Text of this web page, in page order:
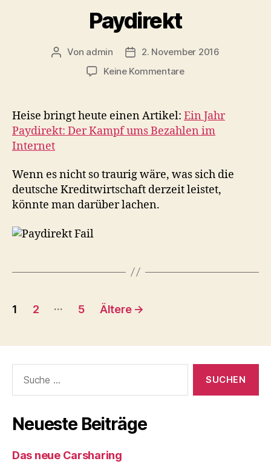
Paydirekt
Beitragsautor
Von admin Beitragsdatum
2. November 2016
Keine Kommentarezu
Heise bringt heute einen Artikel: Ein Jahr
Paydirekt: Der Kampf ums Bezahlen im
Internet
Wenn es nicht so traurig wäre, was sich die
deutsche Kreditwirtschaft derzeit leistet,
könnte man darüber lachen.
Beitragsnavigation
1 2 … 5 Ältere →
nach:
Neueste Beiträge
Das neue Carsharing